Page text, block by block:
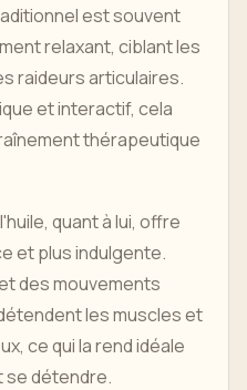
est souvent
relaxant, ciblant les
raideurs articulaires.
et interactif, cela
thérapeutique
quant à lui, offre
et plus indulgente.
des mouvements
les muscles et
ce qui la rend idéale
se détendre.